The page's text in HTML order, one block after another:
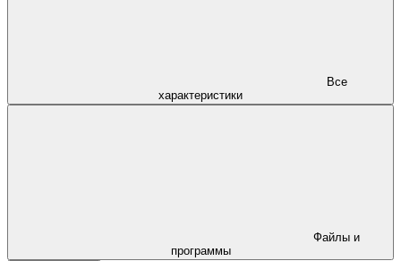
характеристики
программы